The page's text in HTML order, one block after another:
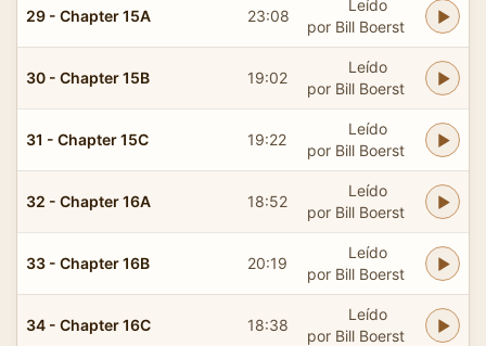
29 - Chapter 15A 23:08
Leído
por Bill Boerst
30 - Chapter 15B 19:02
Leído
por Bill Boerst
31 - Chapter 15C 19:22
Leído
por Bill Boerst
32 - Chapter 16A 18:52
Leído
por Bill Boerst
33 - Chapter 16B 20:19
Leído
por Bill Boerst
34 - Chapter 16C 18:38
Leído
por Bill Boerst